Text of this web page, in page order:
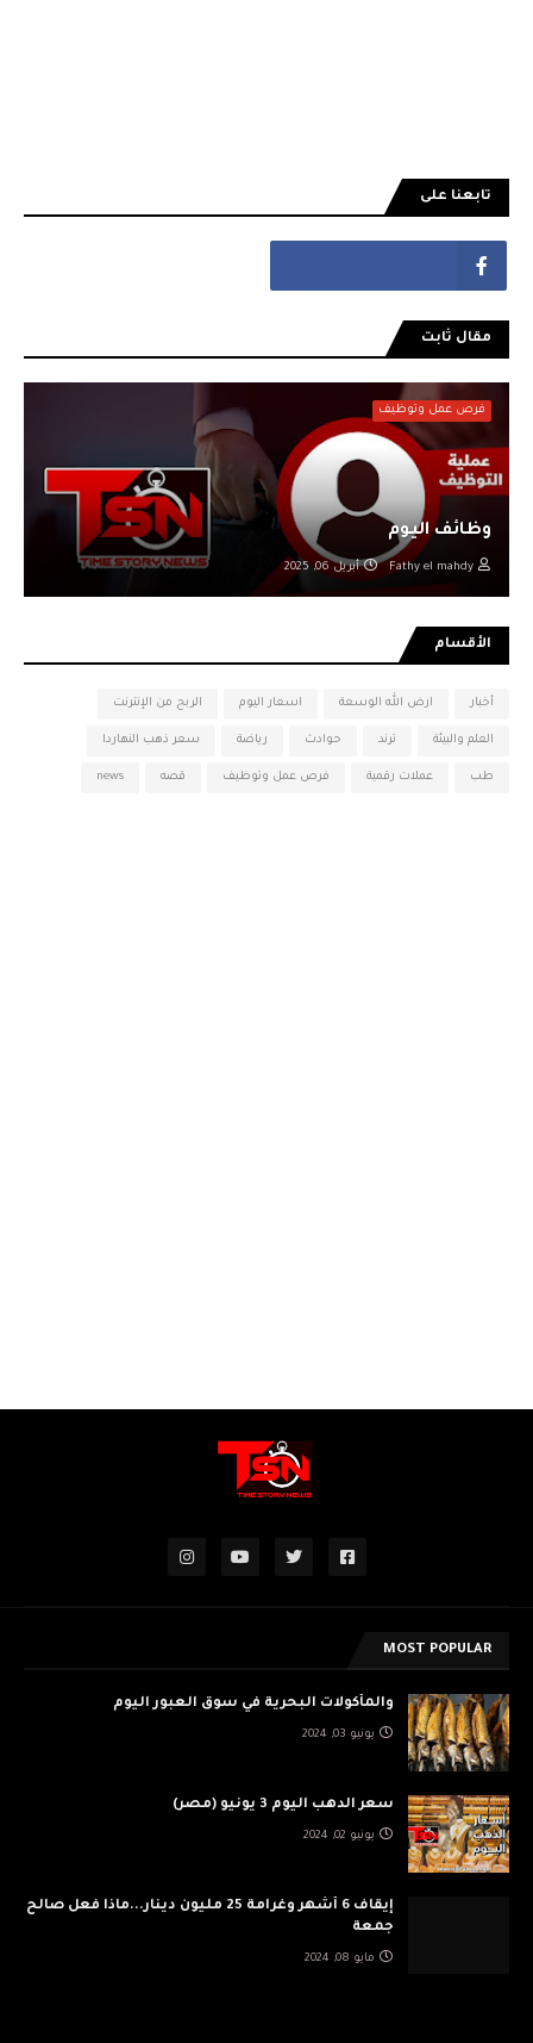
تابعنا على
مقال ثابت
فرص عمل وتوظيف
وظائف اليوم
Fathy el mahdy أبريل 06, 2025
الأقسام
أخبار ارض الله الوسعة اسعار اليوم الربح من الإنترنت
العلم والبيئة ترند حوادث رياضة سعر ذهب النهاردا
طب عملات رقمية فرص عمل وتوظيف قصه news
MOST POPULAR
والمأكولات البحرية في سوق العبور اليوم
يونيو 03, 2024
سعر الدهب اليوم 3 يونيو (مصر)
يونيو 02, 2024
إيقاف 6 أشهر وغرامة 25 مليون دينار...ماذا فعل صالح
جمعة
مايو 08, 2024